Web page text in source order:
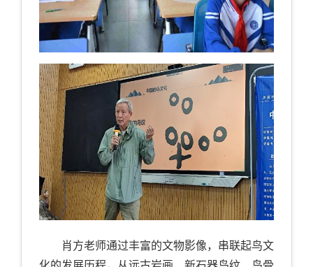
肖方老师通过丰富的文物影像，串联起鸟文